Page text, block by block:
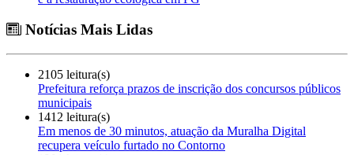
Notícias Mais Lidas
2105 leitura(s)
Prefeitura reforça prazos de inscrição dos concursos públicos
municipais
1412 leitura(s)
Em menos de 30 minutos, atuação da Muralha Digital
recupera veículo furtado no Contorno